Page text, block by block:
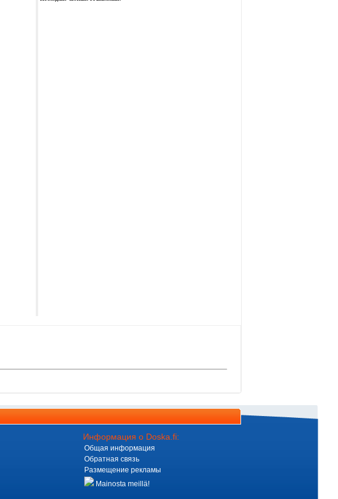
Информация о Doska.fi:
Общая информация
Обратная связь
Размещение рекламы
Mainosta meillä!